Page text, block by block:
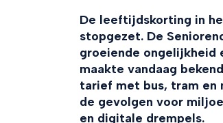
De leeftijdskorting in
stopgezet. De
groeiende ongelijkheid
maakte vandaag
tarief met bus, tram en
de gevolgen voor
en digitale drempels.